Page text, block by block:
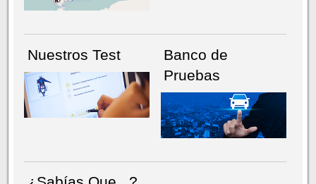
Nuestros Test
Banco de
Pruebas